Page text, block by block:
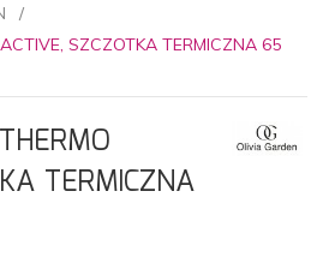
SZCZOTKA TERMICZNA 65
TERMICZNA